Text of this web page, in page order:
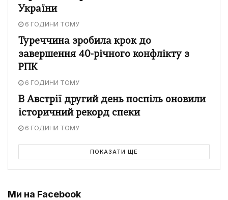
України
6 ГОДИНИ ТОМУ
Туреччина зробила крок до
завершення 40-річного конфлікту з
РПК
6 ГОДИНИ ТОМУ
В Австрії другий день поспіль оновили
історичний рекорд спеки
6 ГОДИНИ ТОМУ
ПОКАЗАТИ ЩЕ
Ми на Facebook